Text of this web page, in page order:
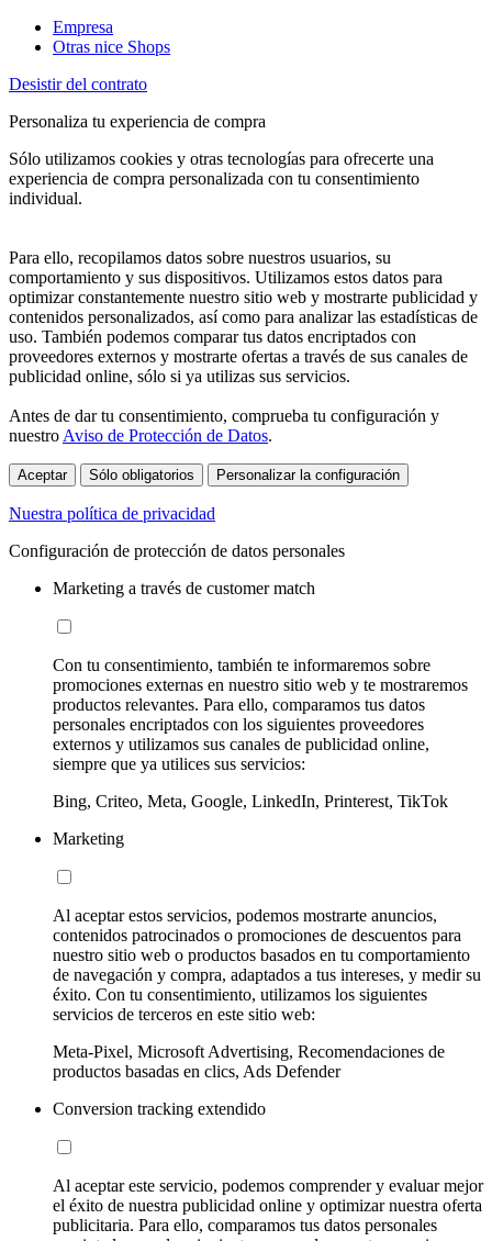
Empresa
Otras nice Shops
Desistir del contrato
Personaliza tu experiencia de compra
Sólo utilizamos cookies y otras tecnologías para ofrecerte una
experiencia de compra personalizada con tu consentimiento
individual.
Para ello, recopilamos datos sobre nuestros usuarios, su
comportamiento y sus dispositivos. Utilizamos estos datos para
optimizar constantemente nuestro sitio web y mostrarte publicidad y
contenidos personalizados, así como para analizar las estadísticas de
uso. También podemos comparar tus datos encriptados con
proveedores externos y mostrarte ofertas a través de sus canales de
publicidad online, sólo si ya utilizas sus servicios.
Antes de dar tu consentimiento, comprueba tu configuración y
nuestro Aviso de Protección de Datos.
Aceptar Sólo obligatorios Personalizar la configuración
Nuestra política de privacidad
Configuración de protección de datos personales
Marketing a través de customer match
Con tu consentimiento, también te informaremos sobre
promociones externas en nuestro sitio web y te mostraremos
productos relevantes. Para ello, comparamos tus datos
personales encriptados con los siguientes proveedores
externos y utilizamos sus canales de publicidad online,
siempre que ya utilices sus servicios:
Bing, Criteo, Meta, Google, LinkedIn, Printerest, TikTok
Marketing
Al aceptar estos servicios, podemos mostrarte anuncios,
contenidos patrocinados o promociones de descuentos para
nuestro sitio web o productos basados en tu comportamiento
de navegación y compra, adaptados a tus intereses, y medir su
éxito. Con tu consentimiento, utilizamos los siguientes
servicios de terceros en este sitio web:
Meta-Pixel, Microsoft Advertising, Recomendaciones de
productos basadas en clics, Ads Defender
Conversion tracking extendido
Al aceptar este servicio, podemos comprender y evaluar mejor
el éxito de nuestra publicidad online y optimizar nuestra oferta
publicitaria. Para ello, comparamos tus datos personales